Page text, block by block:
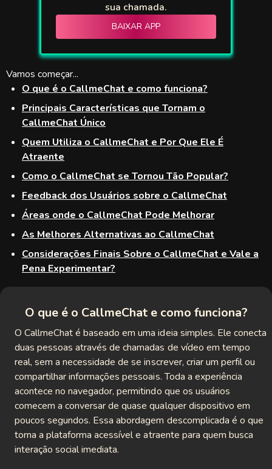
sua chamada.
BAIXAR APP
Vamos começar...
O que é o CallmeChat e como funciona?
Principais Características que Tornam o
CallmeChat Único
Quem Utiliza o CallmeChat e Por Que Ele É
Atraente
Como o CallmeChat se Tornou Tão Popular?
Feedback dos Usuários sobre o CallmeChat
Áreas onde o CallmeChat Pode Melhorar
As Melhores Alternativas ao CallmeChat
Considerações Finais Sobre o CallmeChat e Vale a
Pena Experimentar?
O que é o CallmeChat e como funciona?
O CallmeChat é baseado em uma ideia simples. Ele conecta
duas pessoas através de chamadas de vídeo em tempo
real, sem a necessidade de se inscrever, criar um perfil ou
compartilhar informações pessoais. Toda a experiência
acontece no navegador, permitindo que os usuários
comecem a conversar de quase qualquer dispositivo em
poucos segundos. Essa abordagem descomplicada é o que
torna a plataforma acessível e atraente para quem busca
interação social imediata.
With